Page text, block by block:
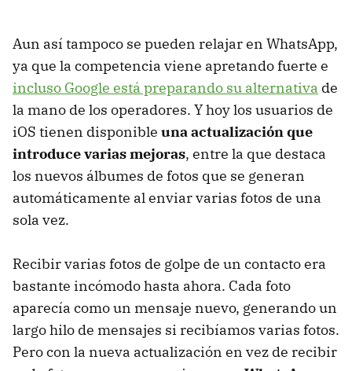
Aun así tampoco se pueden relajar en WhatsApp,
ya que la competencia viene apretando fuerte e
incluso Google está preparando su alternativa de
la mano de los operadores. Y hoy los usuarios de
iOS tienen disponible una actualización que
introduce varias mejoras, entre la que destaca
los nuevos álbumes de fotos que se generan
automáticamente al enviar varias fotos de una
sola vez.
Recibir varias fotos de golpe de un contacto era
bastante incómodo hasta ahora. Cada foto
aparecía como un mensaje nuevo, generando un
largo hilo de mensajes si recibíamos varias fotos.
Pero con la nueva actualización en vez de recibir